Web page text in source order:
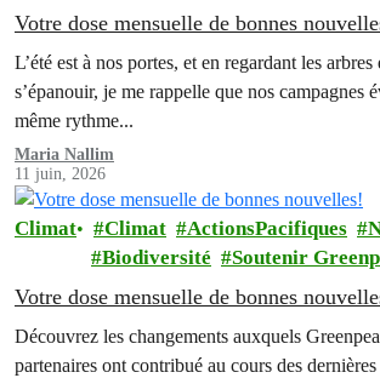
Votre dose mensuelle de bonnes
L’été est à nos portes, et en regardant les
s’épanouir, je me rappelle que nos campagnes
même rythme...
Maria Nallim
11 juin, 2026
Climat Climat ActionsPacifiques
Biodiversité
Soutenir
Votre dose mensuelle de bonnes
Découvrez les changements auxquels
partenaires ont contribué au cours des dernières